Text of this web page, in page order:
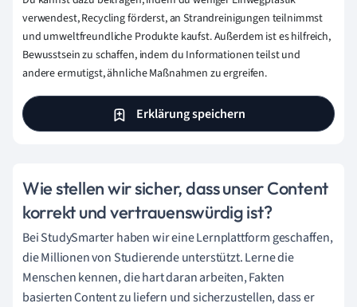
verwendest, Recycling förderst, an Strandreinigungen teilnimmst
und umweltfreundliche Produkte kaufst. Außerdem ist es hilfreich,
Bewusstsein zu schaffen, indem du Informationen teilst und
andere ermutigst, ähnliche Maßnahmen zu ergreifen.
Erklärung speichern
Wie stellen wir sicher, dass unser Content
korrekt und vertrauenswürdig ist?
Bei StudySmarter haben wir eine Lernplattform geschaffen,
die Millionen von Studierende unterstützt. Lerne die
Menschen kennen, die hart daran arbeiten, Fakten
basierten Content zu liefern und sicherzustellen, dass er